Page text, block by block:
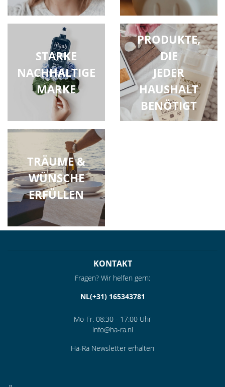
STARKE
NACHHALTIGE
MARKE
PRODUKTE,
DIE
JEDER
HAUSHALT
BENÖTIGT
TRÄUME &
WÜNSCHE
ERFÜLLEN
KONTAKT
Fragen? Wir helfen gern:
NL(+31) 165343781
Mo-Fr. 08:30 - 17:00 Uhr
info@ha-ra.nl
Ha-Ra Newsletter erhalten